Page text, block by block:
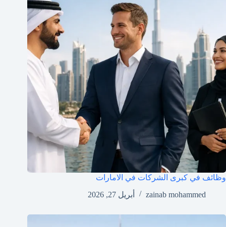
وظائف في كبرى الشركات في الامارات
zainab mohammed
أبريل 27, 2026